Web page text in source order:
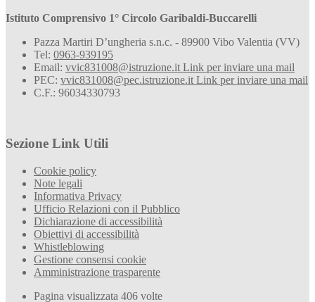
Istituto Comprensivo 1° Circolo Garibaldi-Buccarelli
Pazza Martiri D’ungheria s.n.c. - 89900 Vibo Valentia (VV)
Tel: 0963-939195
Email: vvic831008@istruzione.it Link per inviare una mail
PEC: vvic831008@pec.istruzione.it Link per inviare una mail
C.F.: 96034330793
Sezione Link Utili
Cookie policy
Note legali
Informativa Privacy
Ufficio Relazioni con il Pubblico
Dichiarazione di accessibilità
Obiettivi di accessibilità
Whistleblowing
Gestione consensi cookie
Amministrazione trasparente
Pagina visualizzata 406 volte